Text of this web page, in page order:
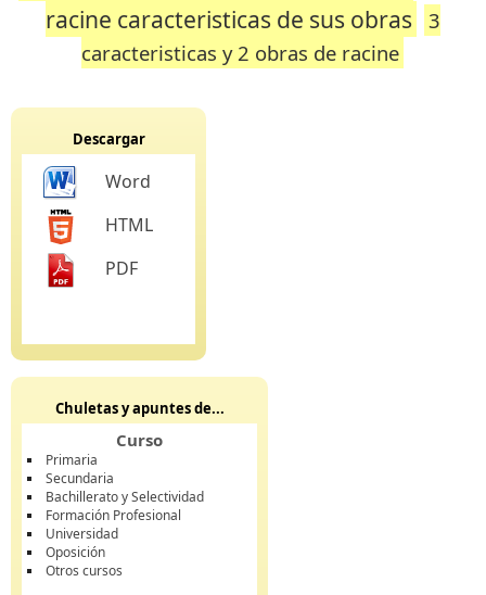
racine caracteristicas de sus obras 3
caracteristicas y 2 obras de racine
Descargar
Word
HTML
PDF
Chuletas y apuntes de...
Curso
Primaria
Secundaria
Bachillerato y Selectividad
Formación Profesional
Universidad
Oposición
Otros cursos